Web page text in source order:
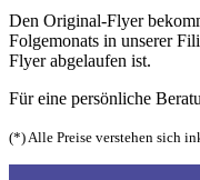
Den Original-Flyer
Folgemonats in unserer
Flyer abgelaufen ist.
Für eine persönliche
(*) Alle Preise verstehen sich